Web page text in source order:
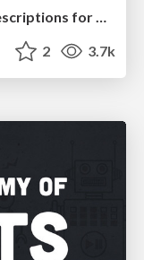
How to optimise 3,500 product descriptions for ecommerce in one day using ChatGPT
2 3.7k